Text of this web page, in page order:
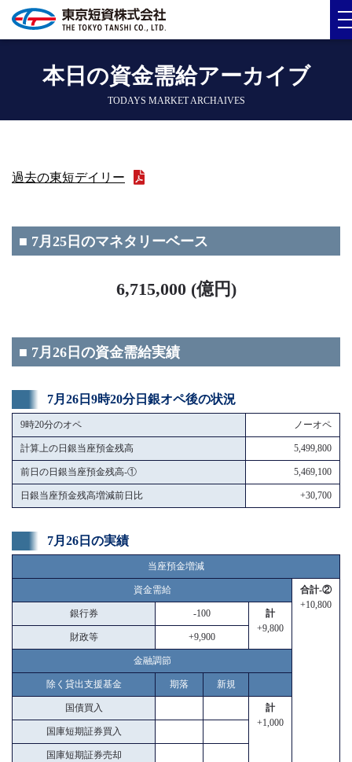
本日の資金需給アーカイブ
TODAYS MARKET ARCHAIVES
過去の東短デイリー
■ 7月25日のマネタリーベース
6,715,000 (億円)
■ 7月26日の資金需給実績
7月26日9時20分日銀オペ後の状況
9時20分のオペ ノーオペ
計算上の日銀当座預金残高 5,499,800
前日の日銀当座預金残高-① 5,469,100
日銀当座預金残高増減前日比 +30,700
7月26日の実績
当座預金増減
資金需給
合計-②
+10,800
銀行券 -100
計
+9,800
財政等 +9,900
金融調節
除く貸出支援基金 期落 新規
国債買入
計
+1,000
国庫短期証券買入
国庫短期証券売却